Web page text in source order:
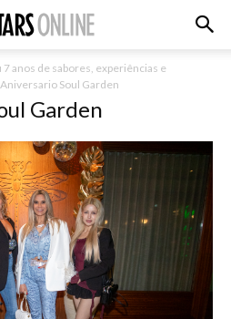
anos de sabores, experiências e
Aniversario Soul Garden
Garden